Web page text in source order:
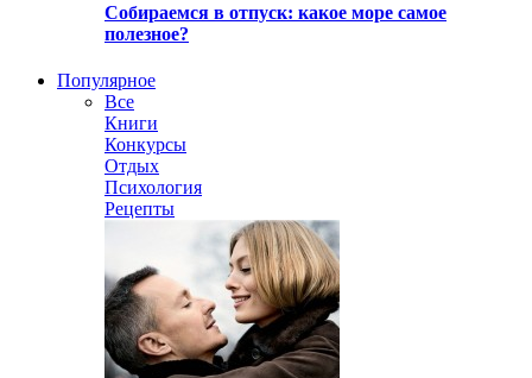
Собираемся в отпуск: какое море самое
полезное?
Популярное
Все
Книги
Конкурсы
Отдых
Психология
Рецепты